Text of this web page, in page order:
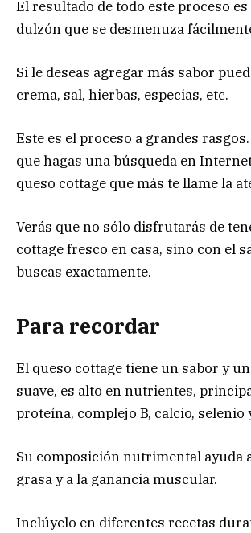
El resultado de todo este proceso
dulzón que se desmenuza
Si le deseas agregar más sabor
crema, sal, hierbas, especias, etc.
Este es el proceso a grandes
que hagas una búsqueda en
queso cottage que más te llame la
Verás que no sólo disfrutarás de
cottage fresco en casa, sino con el
buscas exactamente.
Para recordar
El queso cottage tiene un sabor y
suave, es alto en nutrientes,
proteína, complejo B, calcio, selenio
Su composición nutrimental ayuda
grasa y a la ganancia muscular.
Inclúyelo en diferentes recetas